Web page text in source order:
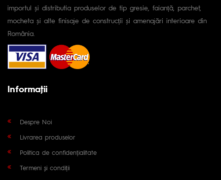
importul și distributia produselor de tip gresie, faianță, parchet,
mocheta și alte finisaje de construcții și amenajări interioare din
România.
Informaţii
Despre Noi
Livrarea produselor
Politica de confidențialitate
Termeni și condiții